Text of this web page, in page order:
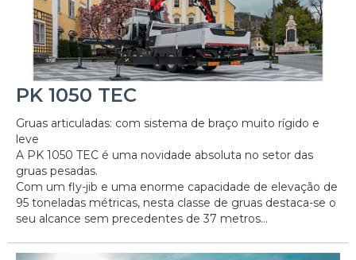
PK 1050 TEC
Gruas articuladas: com sistema de braço muito rígido e
leve
A PK 1050 TEC é uma novidade absoluta no setor das
gruas pesadas.
Com um fly-jib e uma enorme capacidade de elevação de
95 toneladas métricas, nesta classe de gruas destaca-se o
seu alcance sem precedentes de 37 metros...